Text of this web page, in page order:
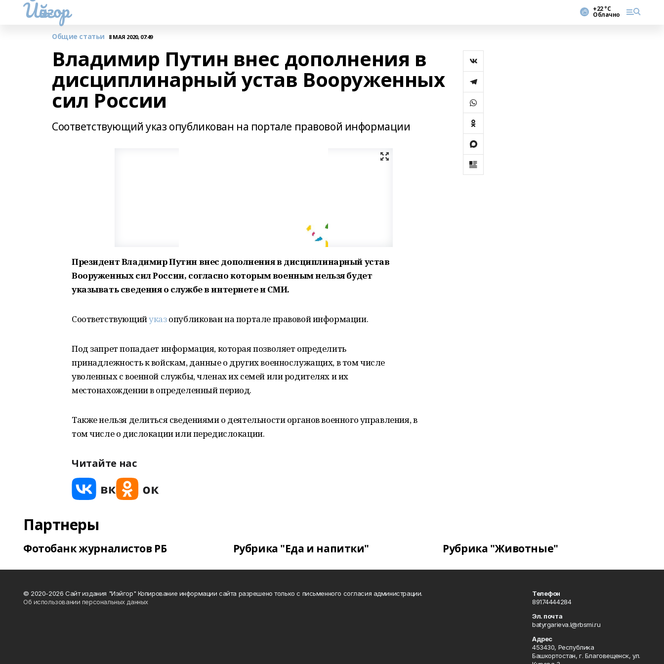
Йәйғор +22 °С
Облачно
Общие статьи 8 МАЯ 2020, 07:49
Владимир Путин внес дополнения в
дисциплинарный устав Вооруженных
сил России
Соответствующий указ опубликован на портале правовой информации
Президент Владимир Путин внес дополнения в дисциплинарный устав
Вооруженных сил России, согласно которым военным нельзя будет
указывать сведения о службе в интернете и СМИ.
Соответствующийуказопубликован на портале правовой информации.
Под запрет попадает информация, которая позволяет определить
принадлежность к войскам, данные о других военнослужащих, в том числе
уволенных с военной службы, членах их семей или родителях и их
местонахождении в определенный период.
Также нельзя делиться сведениями о деятельности органов военного управления, в
том числе о дислокации или передислокации.
Читайте нас
Партнеры
Фотобанк журналистов РБ Рубрика "Еда и напитки" Рубрика "Животные"
© 2020-2026 Сайт издания "Иэйгор" Копирование информации сайта разрешено только с письменного согласия администрации.
Об использовании персональных данных
Телефон
89174444284
Эл. почта
batyrgarieva.l@rbsmi.ru
Адрес
453430, Республика
Башкортостан, г. Благовещенск, ул.